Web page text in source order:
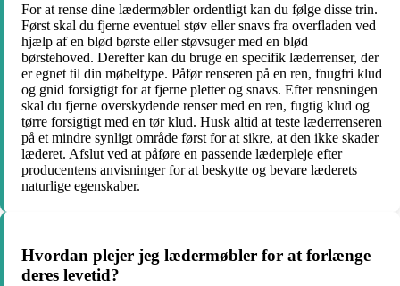
For at rense dine lædermøbler ordentligt kan du følge disse trin.
Først skal du fjerne eventuel støv eller snavs fra overfladen ved
hjælp af en blød børste eller støvsuger med en blød
børstehoved. Derefter kan du bruge en specifik læderrenser, der
er egnet til din møbeltype. Påfør renseren på en ren, fnugfri klud
og gnid forsigtigt for at fjerne pletter og snavs. Efter rensningen
skal du fjerne overskydende renser med en ren, fugtig klud og
tørre forsigtigt med en tør klud. Husk altid at teste læderrenseren
på et mindre synligt område først for at sikre, at den ikke skader
læderet. Afslut ved at påføre en passende læderpleje efter
producentens anvisninger for at beskytte og bevare læderets
naturlige egenskaber.
Hvordan plejer jeg lædermøbler for at forlænge
deres levetid?